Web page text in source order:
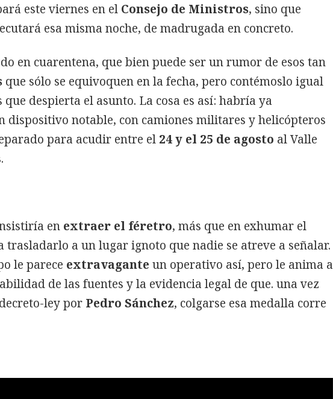
este viernes en el Consejo de Ministros, sino que
esa misma noche, de madrugada en concreto.
en cuarentena, que bien puede ser un rumor de esos tan
que sólo se equivoquen en la fecha, pero contémoslo igual
despierta el asunto. La cosa es así: habría ya
dispositivo notable, con camiones militares y helicópteros
para acudir entre el 24 y el 25 de agosto al Valle
en extraer el féretro, más que en exhumar el
trasladarlo a un lugar ignoto que nadie se atreve a señalar.
le parece extravagante un operativo así, pero le anima a
de las fuentes y la evidencia legal de que. una vez
ley por Pedro Sánchez, colgarse esa medalla corre